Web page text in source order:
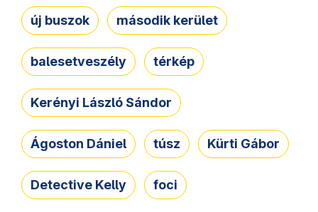
új buszok második kerület
balesetveszély térkép
Kerényi László Sándor
Ágoston Dániel túsz Kürti Gábor
Detective Kelly foci